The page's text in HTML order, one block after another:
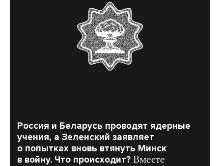
Россия и Беларусь проводят ядерные
учения, а Зеленский заявляет
о попытках вновь втянуть Минск
в войну. Что происходит? Вместе